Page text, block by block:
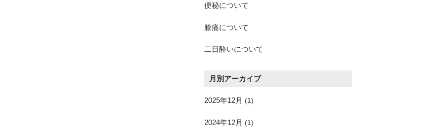
便秘について
膝痛について
二日酔いについて
月別アーカイブ
2025年12月 (1)
2024年12月 (1)